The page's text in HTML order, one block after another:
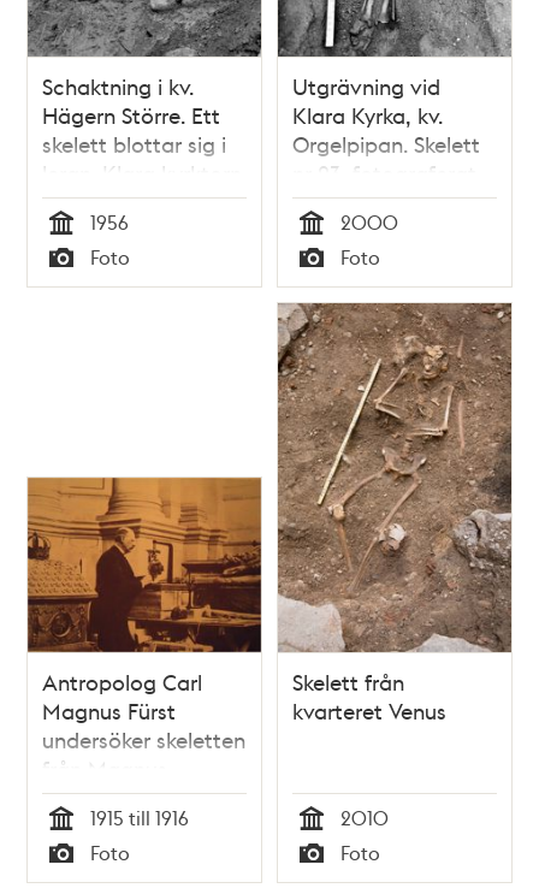
Schaktning i kv.
Hägern Större. Ett
skelett blottar sig i
leran. Klara kyrktorn
i fonden.
Tid
1956
Typ
Foto
Utgrävning vid
Klara Kyrka, kv.
Orgelpipan. Skelett
nr 23, fotograferat
från öster
Tid
2000
Typ
Foto
Antropolog Carl
Magnus Fürst
undersöker skeletten
från Magnus
Ladulås grav i
Riddarholmskyrkan
Tid
1915 till 1916
Typ
Foto
Skelett från
kvarteret Venus
Tid
2010
Typ
Foto